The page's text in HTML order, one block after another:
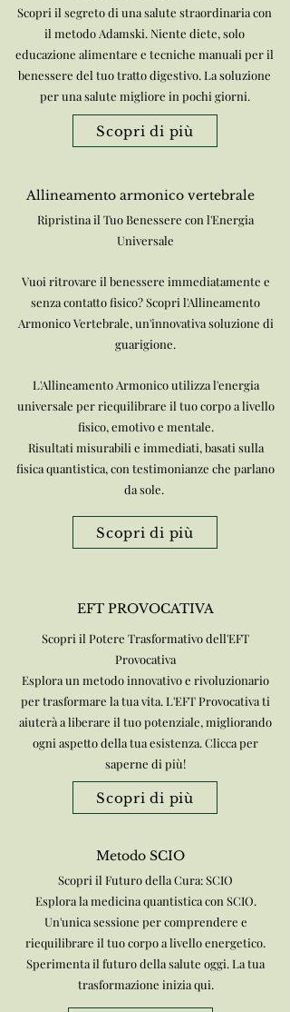
Scopri il segreto di una salute straordinaria con
il metodo Adamski. Niente diete, solo
educazione alimentare e tecniche manuali per il
benessere del tuo tratto digestivo. La soluzione
per una salute migliore in pochi giorni.
Scopri di più
Allineamento armonico vertebrale
Ripristina il Tuo Benessere con l'Energia
Universale
Vuoi ritrovare il benessere immediatamente e
senza contatto fisico? Scopri l'Allineamento
Armonico Vertebrale, un'innovativa soluzione di
guarigione.
L'Allineamento Armonico utilizza l'energia
universale per riequilibrare il tuo corpo a livello
fisico, emotivo e mentale.
Risultati misurabili e immediati, basati sulla
fisica quantistica, con testimonianze che parlano
da sole.
Scopri di più
EFT PROVOCATIVA
Scopri il Potere Trasformativo dell'EFT
Provocativa
Esplora un metodo innovativo e rivoluzionario
per trasformare la tua vita. L'EFT Provocativa ti
aiuterà a liberare il tuo potenziale, migliorando
ogni aspetto della tua esistenza. Clicca per
saperne di più!
Scopri di più
Metodo SCIO
Scopri il Futuro della Cura: SCIO
Esplora la medicina quantistica con SCIO.
Un'unica sessione per comprendere e
riequilibrare il tuo corpo a livello energetico.
Sperimenta il futuro della salute oggi. La tua
trasformazione inizia qui.